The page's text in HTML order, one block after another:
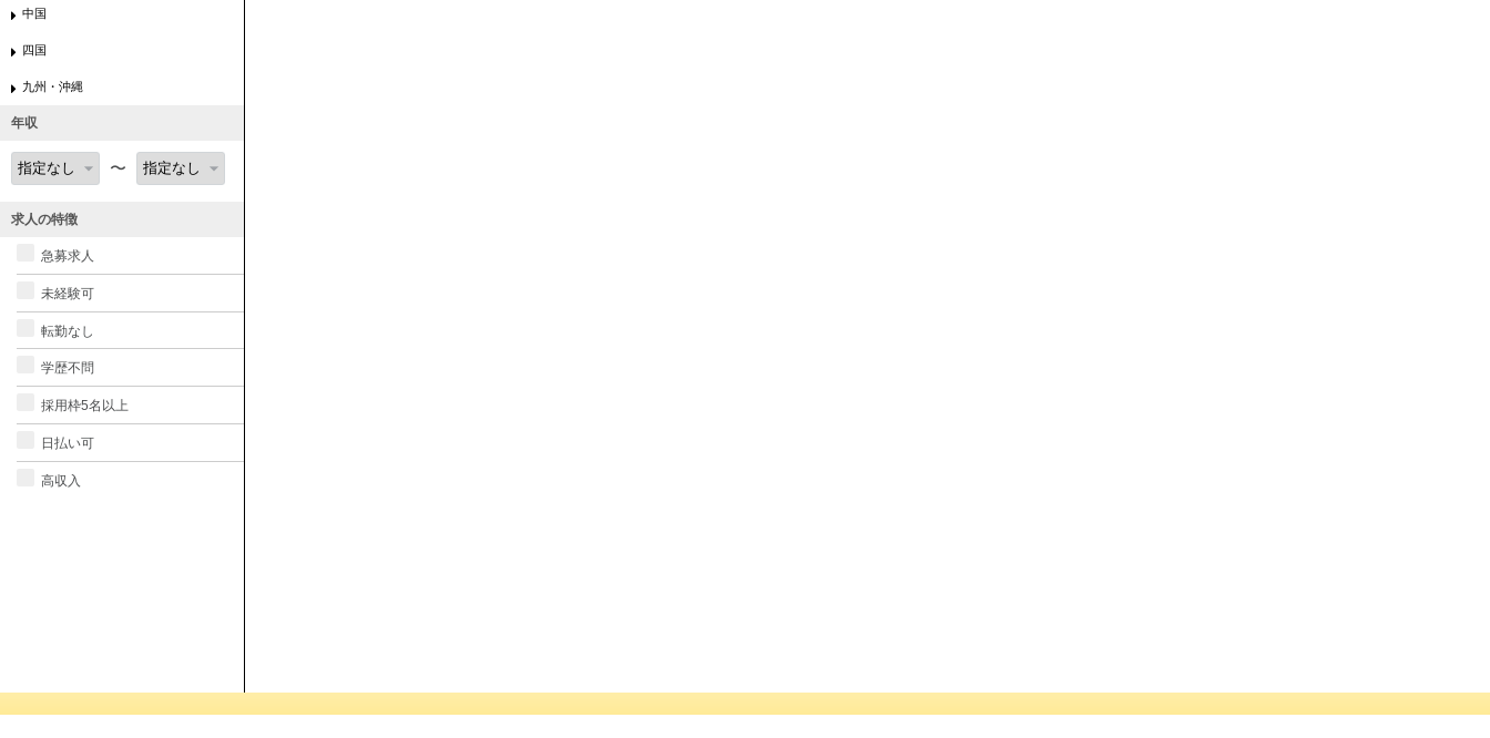
中国
四国
九州・沖縄
年収
〜
求人の特徴
急募求人
未経験可
転勤なし
学歴不問
採用枠5名以上
日払い可
高収入